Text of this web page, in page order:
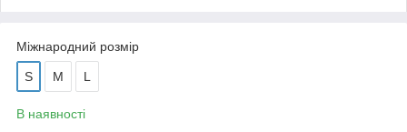
Міжнародний розмір
S M L
В наявності